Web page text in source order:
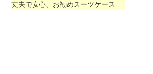
丈夫で安心、お勧めスーツケース